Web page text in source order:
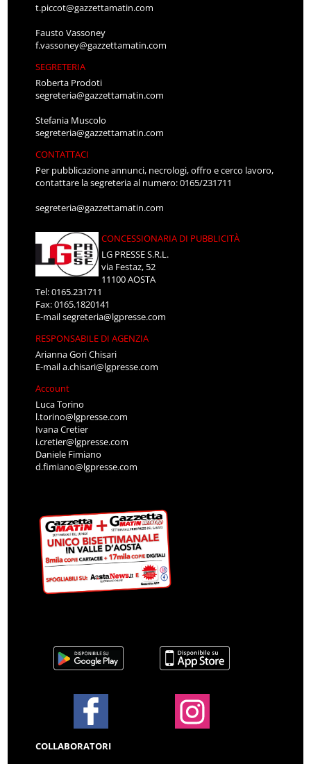
t.piccot@gazzettamatin.com
Fausto Vassoney
f.vassoney@gazzettamatin.com
SEGRETERIA
Roberta Prodoti
segreteria@gazzettamatin.com
Stefania Muscolo
segreteria@gazzettamatin.com
CONTATTACI
Per pubblicazione annunci, necrologi, offro e cerco lavoro,
contattare la segreteria al numero: 0165/231711
segreteria@gazzettamatin.com
CONCESSIONARIA DI PUBBLICITÀ
LG PRESSE S.R.L.
via Festaz, 52
11100 AOSTA
Tel: 0165.231711
Fax: 0165.1820141
E-mailsegreteria@lgpresse.com
RESPONSABILE DI AGENZIA
Arianna Gori Chisari
E-maila.chisari@lgpresse.com
Account
Luca Torino
l.torino@lgpresse.com
Ivana Cretier
i.cretier@lgpresse.com
Daniele Fimiano
d.fimiano@lgpresse.com
COLLABORATORI